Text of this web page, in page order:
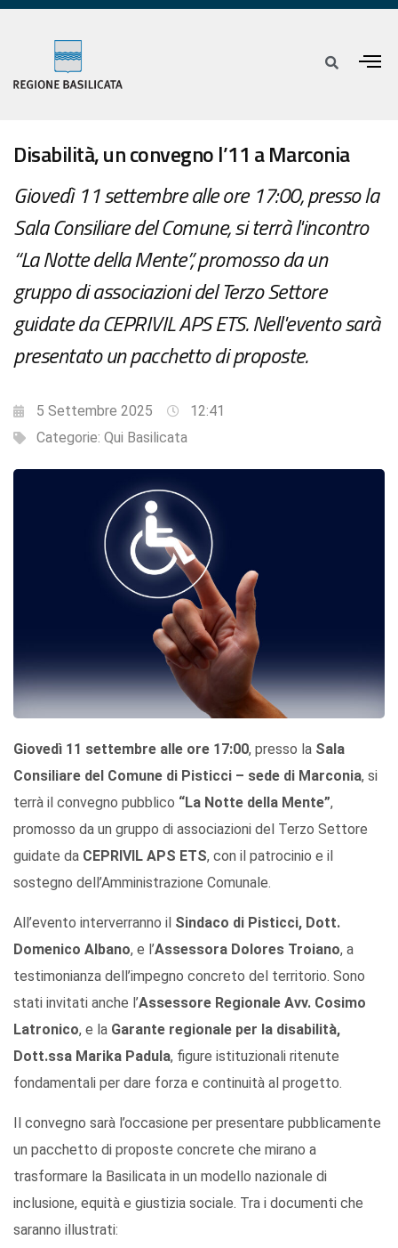
Disabilità, un convegno l’11 a Marconia
Giovedì 11 settembre alle ore 17:00, presso la
Sala Consiliare del Comune, si terrà l'incontro
“La Notte della Mente”, promosso da un
gruppo di associazioni del Terzo Settore
guidate da CEPRIVIL APS ETS. Nell'evento sarà
presentato un pacchetto di proposte.
5 Settembre 2025
12:41
Categorie: Qui Basilicata
Giovedì 11 settembre alle ore 17:00, presso la Sala
Consiliare del Comune di Pisticci – sede di Marconia, si
terrà il convegno pubblico “La Notte della Mente”,
promosso da un gruppo di associazioni del Terzo Settore
guidate da CEPRIVIL APS ETS, con il patrocinio e il
sostegno dell’Amministrazione Comunale.
All’evento interverranno il Sindaco di Pisticci, Dott.
Domenico Albano, e l’Assessora Dolores Troiano, a
testimonianza dell’impegno concreto del territorio. Sono
stati invitati anche l’Assessore Regionale Avv. Cosimo
Latronico, e la Garante regionale per la disabilità,
Dott.ssa Marika Padula, figure istituzionali ritenute
fondamentali per dare forza e continuità al progetto.
Il convegno sarà l’occasione per presentare pubblicamente
un pacchetto di proposte concrete che mirano a
trasformare la Basilicata in un modello nazionale di
inclusione, equità e giustizia sociale. Tra i documenti che
saranno illustrati: